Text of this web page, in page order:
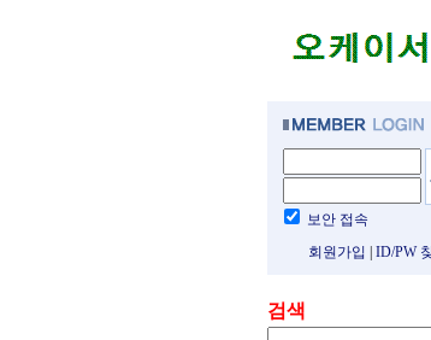
보안 접속
회원가입
ID/PW
검색